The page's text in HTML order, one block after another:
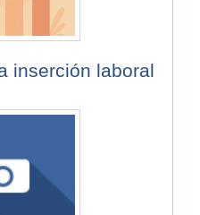
inserción laboral